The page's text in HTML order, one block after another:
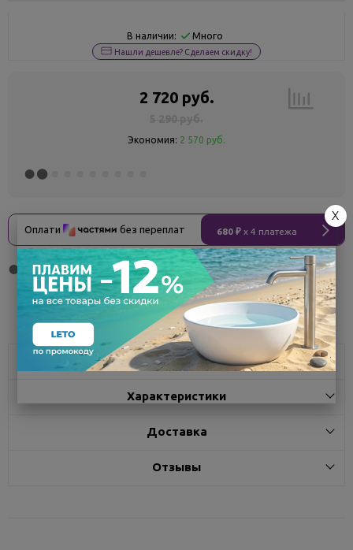
В наличии: Много
Нашли дешевле? Сделаем скидку!
2 720 руб.
Экономия: 2 570 руб.
Оплати без переплат 680 ₽ x 4 платежа
Поделиться
Описание
Характеристики
Доставка
Отзывы
X